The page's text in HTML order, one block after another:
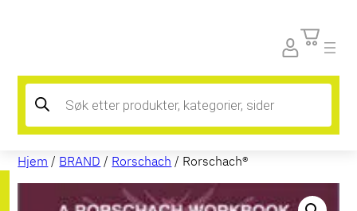
Products
search
Hjem / BRAND / Rorschach / Rorschach®